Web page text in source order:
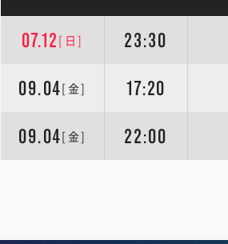
07.12 [日] 23:30
09.04[金] 17:20
09.04[金] 22:00